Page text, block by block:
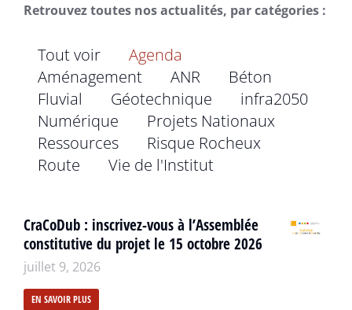
Retrouvez toutes nos actualités, par catégories :
Tout voir
Agenda
Aménagement
ANR
Béton
Fluvial
Géotechnique
infra2050
Numérique
Projets Nationaux
Ressources
Risque Rocheux
Route
Vie de l'Institut
CraCoDub : inscrivez-vous à l’Assemblée
constitutive du projet le 15 octobre 2026
juillet 9, 2026
EN SAVOIR PLUS